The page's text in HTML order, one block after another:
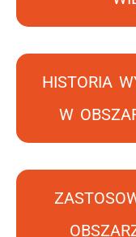
HISTORIA
W